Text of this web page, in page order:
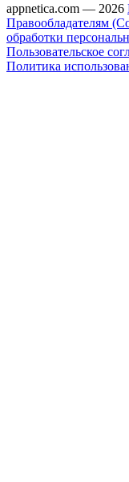
appnetica.com — 2026
Правообладателям
обработки
Пользовательское
Политика